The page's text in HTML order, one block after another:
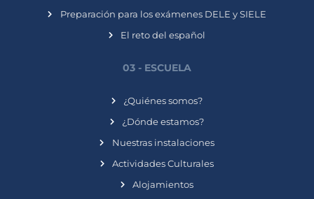
Preparación para los exámenes DELE y SIELE
El reto del español
03 - ESCUELA
¿Quiénes somos?
¿Dónde estamos?
Nuestras instalaciones
Actividades Culturales
Alojamientos